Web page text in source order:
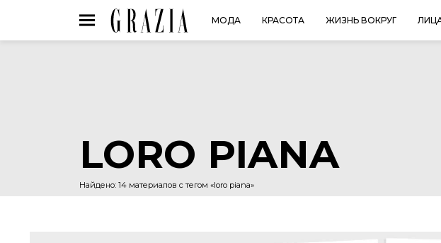
МОДА КРАСОТА ЖИЗНЬ ВОКРУГ
LORO PIANA
Найдено: 14 материалов с тегом «loro piana»